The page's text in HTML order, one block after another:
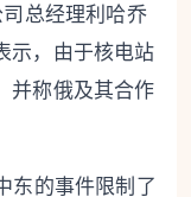
总经理利哈乔
示，由于核电站
并称俄及其合作
东的事件限制了